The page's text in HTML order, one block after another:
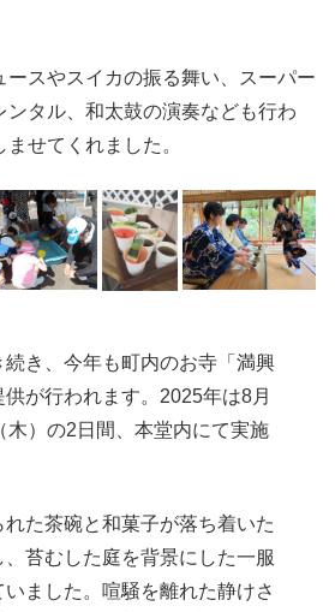
ースやスイカの振る舞い、スーパー
ンタル、和太鼓の演奏なども行わ
せてくれました。
続き、今年も町内のお寺「満興
が行われます。2025年は8月
木）の2日間、本堂内にて実施
た茶碗と和菓子が落ち着いた
苔むした庭を背景にした一服
ました。喧騒を離れた静けさ